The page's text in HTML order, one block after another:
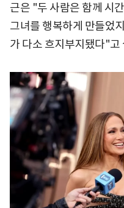
근은 "두 사람은 함께 시
그녀를 행복하게 만들었
가 다소 흐지부지됐다"고